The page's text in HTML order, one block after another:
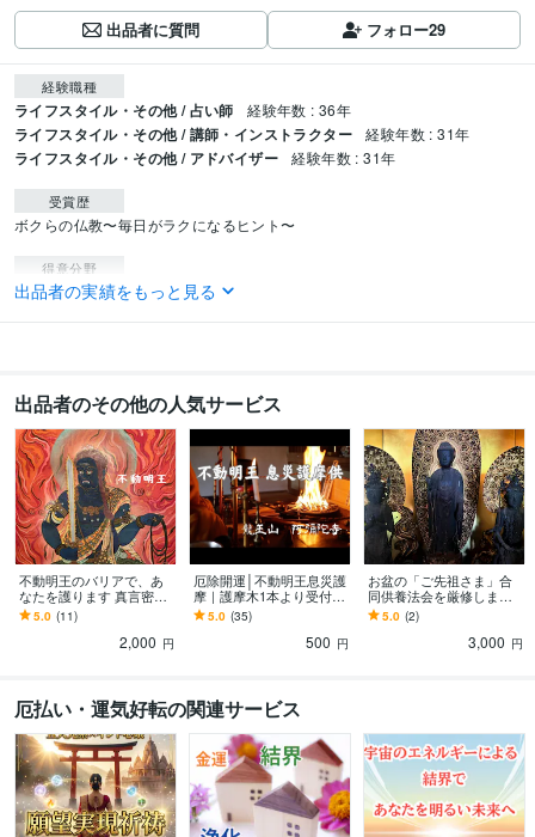
出品者に質問 フォロー29
経験職種
ライフスタイル・その他 / 占い師 経験年数 : 36年
ライフスタイル・その他 / 講師・インストラクター 経験年数 : 31年
ライフスタイル・その他 / アドバイザー 経験年数 : 31年
受賞歴
ボクらの仏教〜毎日がラクになるヒント〜
得意分野
占い 加持祈祷 供養
出品者の実績をもっと見る
出品者のその他の人気サービス
不動明王のバリアで、あ
なたを護ります 真言密教
の秘法でネガティブなも
のを寄せ付けないプロテ
5.0 (11)
2,000 円
厄除開運│不動明王息災護
摩｜護摩木1本より受付ま
す 月に一度だけしかない
特別な機会
5.0 (35)
500 円
お盆の「ご先祖さま」合
同供養法会を厳修します
│8月13日厳修（受付締め
切り8月10日）
5.0 (2)
3,000 円
厄払い・運気好転の関連サービス